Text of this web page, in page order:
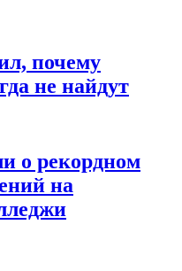
почему
не найдут
о рекордном
на